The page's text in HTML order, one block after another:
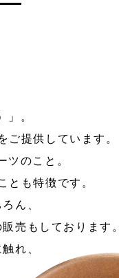
」。
ご提供しています。
ツのこと。
とも特徴です。
ん、
売もしております。
れ、